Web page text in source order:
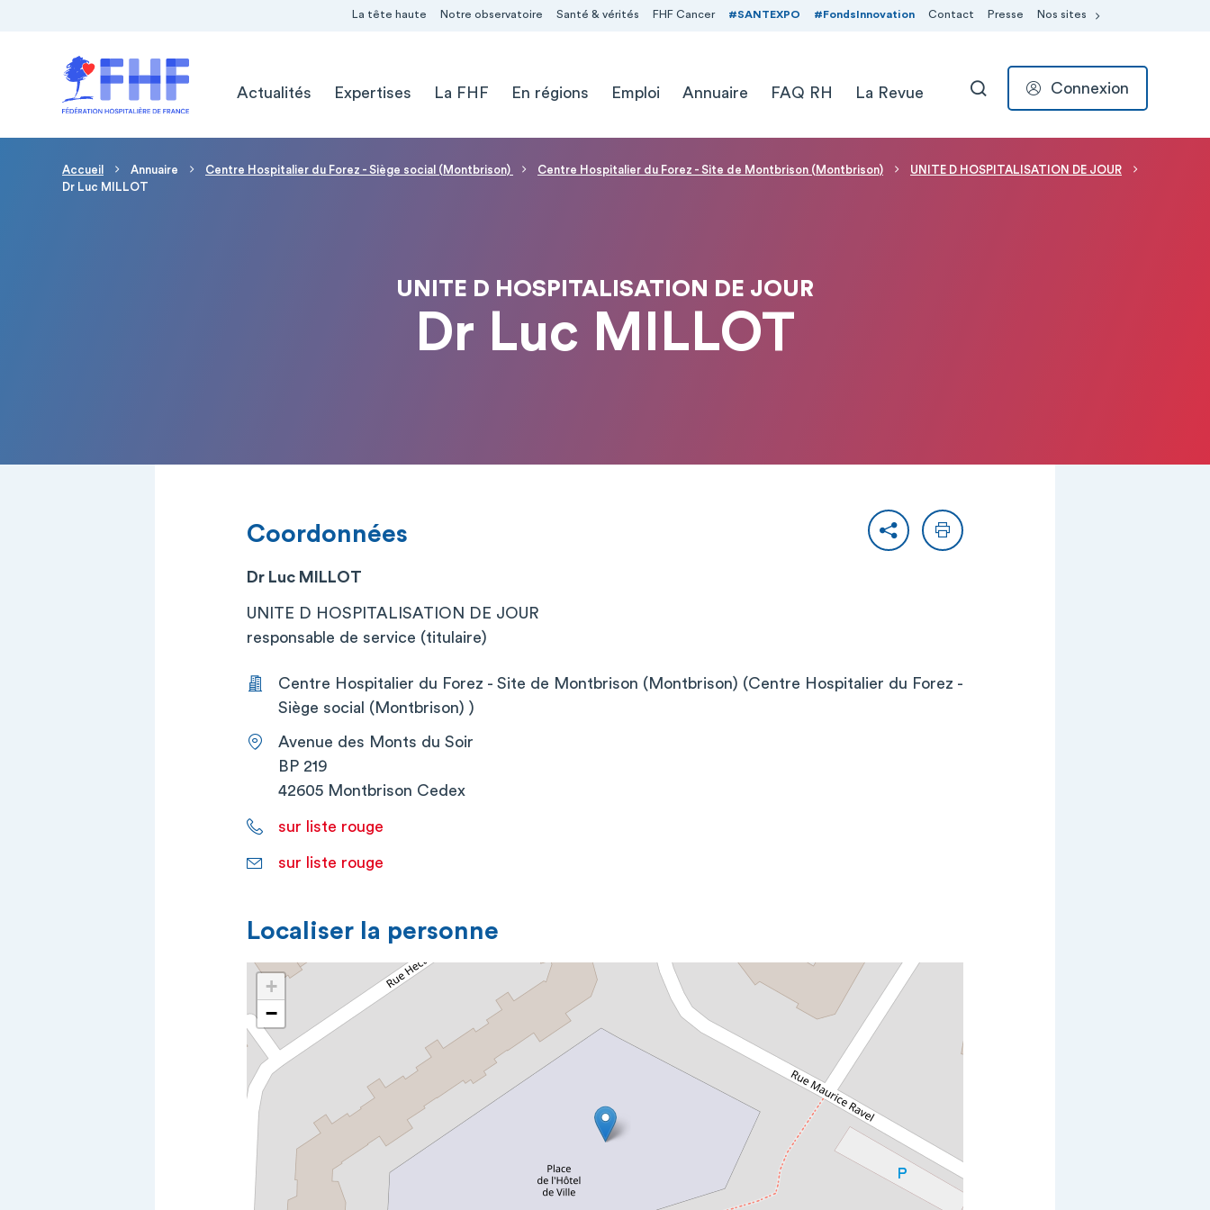
La tête haute Notre observatoire Santé & vérités FHF Cancer #SANTEXPO #FondsInnovation Contact Presse Nos sites
Actualités
Expertises La FHF En régions Emploi Annuaire FAQ RH La Revue RECHERCHER
Connexion
Fil d'Ariane
Accueil Annuaire Centre Hospitalier du Forez - Siège social (Montbrison) Centre Hospitalier du Forez - Site de Montbrison (Montbrison)
UNITE D HOSPITALISATION DE JOUR
Dr Luc MILLOT
UNITE D HOSPITALISATION DE JOUR
Dr Luc MILLOT
PartagerImprimer
Coordonnées
Dr Luc MILLOT
UNITE D HOSPITALISATION DE JOUR
responsable de service (titulaire)
Centre Hospitalier du Forez - Site de Montbrison (Montbrison) (Centre Hospitalier du Forez -
Siège social (Montbrison) )
Avenue des Monts du Soir
BP 219
42605 Montbrison Cedex
sur liste rouge
sur liste rouge
Localiser la personne
+
−